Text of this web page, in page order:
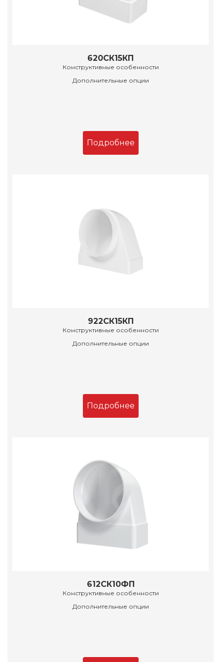
620СК15КП
Конструктивные особенности
Дополнительные опции
Подробнее
922СК15КП
Конструктивные особенности
Дополнительные опции
Подробнее
612СК10ФП
Конструктивные особенности
Дополнительные опции